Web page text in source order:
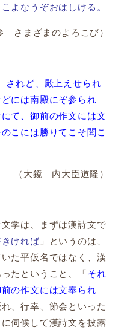
よなうぞおはしける。
さまざまのよろこび）
されど、殿上えせられ
には南殿にぞ参られ
て、御前の作文には文
こには勝りてこそ聞こ
（大鏡 内大臣道隆）
学は、まずは漢詩文で
ければ」というのは、
た平仮名ではなく、漢
たということ、「それ
の作文には文奉られ
、行幸、節会といった
伺候して漢詩文を披露